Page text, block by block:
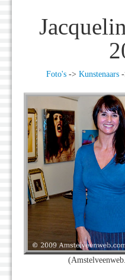
Foto's -> Kunstenaars